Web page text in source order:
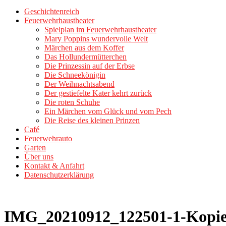
Geschichtenreich
Feuerwehrhaustheater
Spielplan im Feuerwehrhaustheater
Mary Poppins wundervolle Welt
Märchen aus dem Koffer
Das Hollundermütterchen
Die Prinzessin auf der Erbse
Die Schneekönigin
Der Weihnachtsabend
Der gestiefelte Kater kehrt zurück
Die roten Schuhe
Ein Märchen vom Glück und vom Pech
Die Reise des kleinen Prinzen
Café
Feuerwehrauto
Garten
Über uns
Kontakt & Anfahrt
Datenschutzerklärung
IMG_20210912_122501-1-